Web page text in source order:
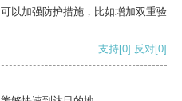
以加强防护措施，比如增加双重验
支持[0] 反对[0]